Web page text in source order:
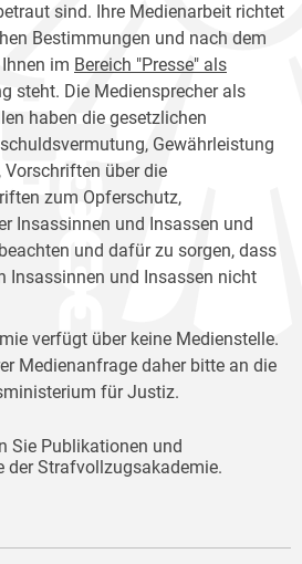
sind. Ihre Medienarbeit richtet
Bestimmungen und nach dem
im Bereich "Presse" als
steht. Die Mediensprecher als
haben die gesetzlichen
Gewährleistung
über die
zum Opferschutz,
Insassinnen und Insassen und
und dafür zu sorgen, dass
Insassinnen und Insassen nicht
verfügt über keine Medienstelle.
Medienanfrage daher bitte an die
für Justiz.
Sie Publikationen und
der Strafvollzugsakademie.